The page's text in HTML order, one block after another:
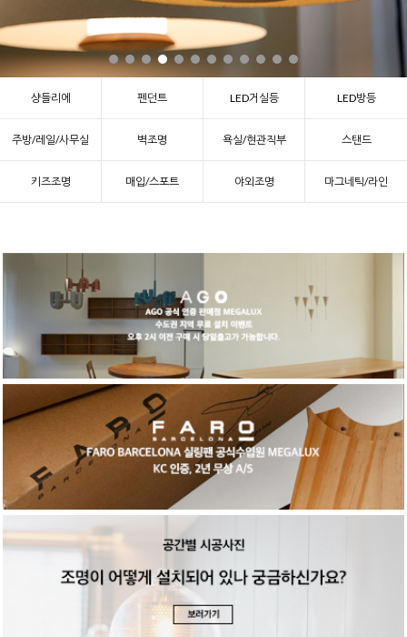
샹들리에 펜던트 LED거실등 LED방등
주방/레일/사무실 벽조명 욕실/현관직부 스탠드
키즈조명 매입/스포트 야외조명 마그네틱/라인